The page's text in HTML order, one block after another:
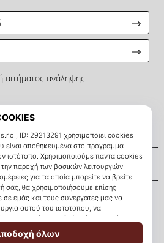
αιτήματος ανάληψης